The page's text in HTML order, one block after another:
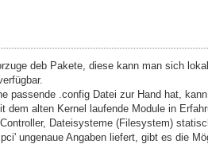
deb Pakete, diese kann man sich
passende .config Datei zur Hand hat,
dem alten Kernel laufende Module in
Dateisysteme (Filesystem)
ungenaue Angaben liefert, gibt es die